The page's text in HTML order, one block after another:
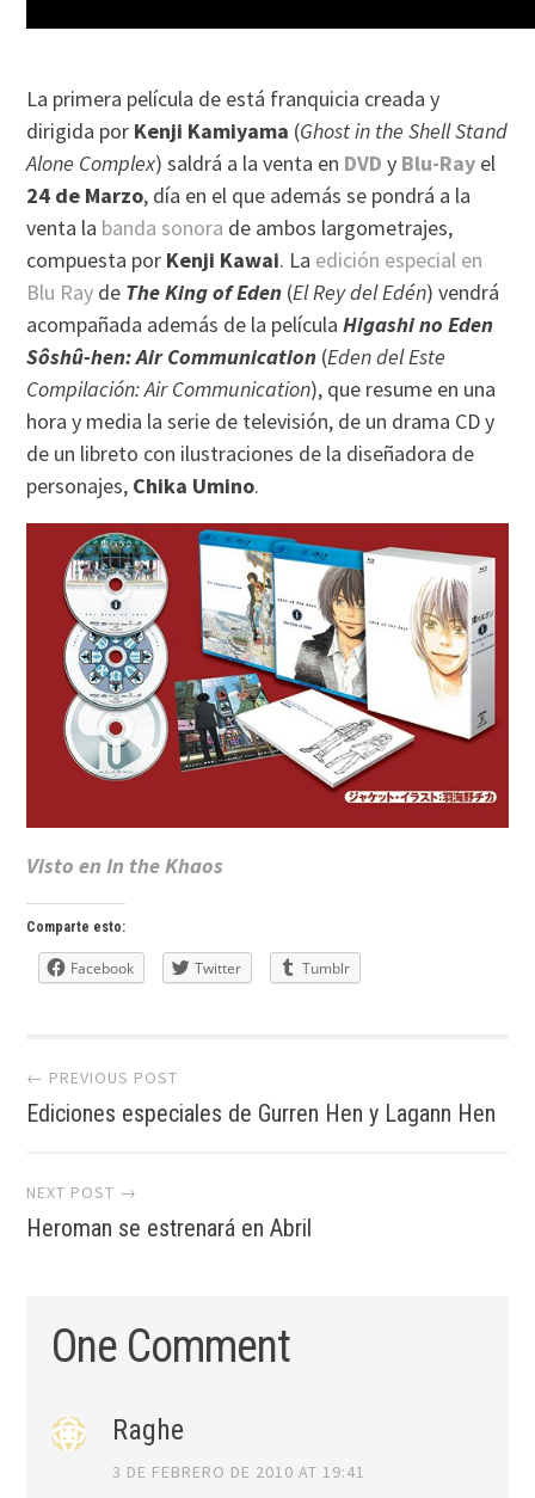
La primera película de está franquicia creada y
dirigida por Kenji Kamiyama (Ghost in the Shell Stand
Alone Complex) saldrá a la venta en DVD y Blu-Ray el
24 de Marzo, día en el que además se pondrá a la
venta la banda sonora de ambos largometrajes,
compuesta por Kenji Kawai. La edición especial en
Blu Ray de The King of Eden (El Rey del Edén) vendrá
acompañada además de la películaHigashi no Eden
Sôshû-hen: Air Communication (Eden del Este
Compilación: Air Communication), que resume en una
hora y media la serie de televisión, de un drama CD y
de un libreto con ilustraciones de la diseñadora de
personajes, Chika Umino.
Visto en In the Khaos
Comparte esto:
Facebook Twitter Tumblr
Post
navigation
← PREVIOUS POST
Ediciones especiales de Gurren Hen y Lagann Hen
NEXT POST →
Heroman se estrenará en Abril
One Comment
Raghe
3 DE FEBRERO DE 2010 AT 19:41